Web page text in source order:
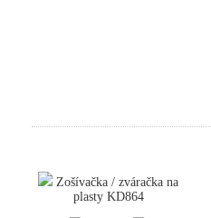
Zošívačka / zváračka na
plasty KD864